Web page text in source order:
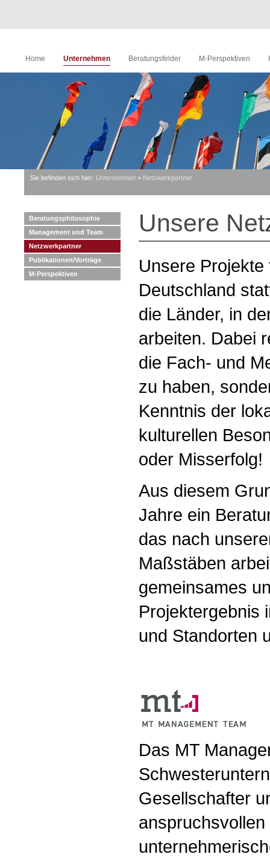
Home Unternehmen Beratungsfelder M-Perspektiven
Sie befinden sich hier: Unternehmen > Netzwerkpartner
Beratungsphilosophie
Management und Team
Netzwerkpartner
Publikationen/Vorträge
M-Perspektiven
Unsere
Unsere
Deutschland
die Länder, in
arbeiten. Dabei
die Fach- und
zu haben,
Kenntnis der
kulturellen
oder Misserfolg!
Aus diesem
Jahre ein
das nach
Maßstäben
gemeinsames
Projektergebnis
und Standorten
Das MT
Gesellschafter